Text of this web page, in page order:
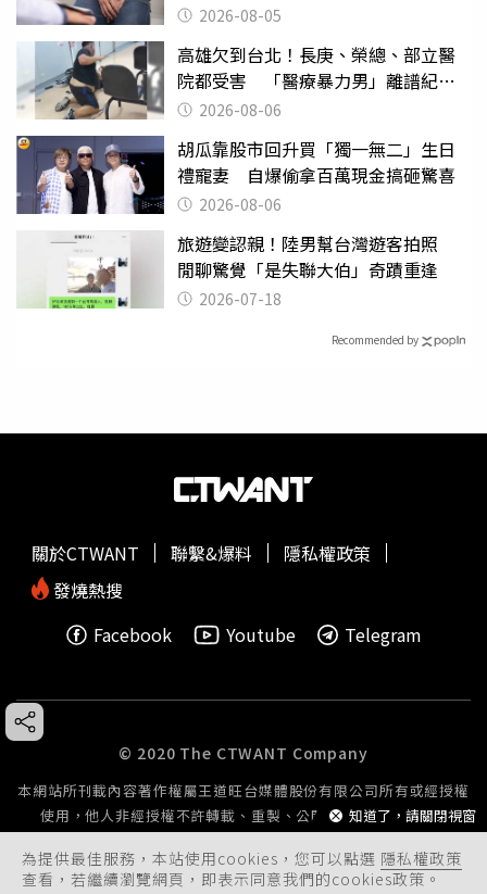
2026-08-05
高雄欠到台北！長庚、榮總、部立醫
院都受害 「醫療暴力男」離譜紀錄
曝光2026-08-06
胡瓜靠股市回升買「獨一無二」生日
禮寵妻 自爆偷拿百萬現金搞砸驚喜
2026-08-06
旅遊變認親！陸男幫台灣遊客拍照
閒聊驚覺「是失聯大伯」奇蹟重逢
2026-07-18
Recommended by
為提供最佳服務，本站使用cookies，您可以點選 隱私權政策
查看，若繼續瀏覽網頁，即表示同意我們的cookies政策。
知道了，請關閉視窗
關於CTWANT 聯繫&爆料
隱私權政策
發燒熱搜
Facebook
Youtube Telegram
© 2020 The CTWANT Company
本網站所刊載內容著作權屬王道旺台媒體股份有限公司所有或經授權
使用，他人非經授權不許轉載、重製、公開播送或公開傳輸。